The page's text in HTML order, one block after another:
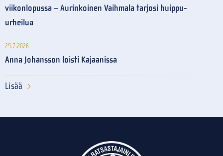
viikonlopussa – Aurinkoinen Vaihmala tarjosi huippu-
urheilua
29.7.2026
Anna Johansson loisti Kajaanissa
Lisää